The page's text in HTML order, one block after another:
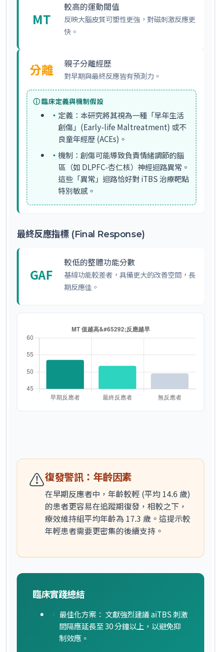
MT
較高的運動閾值
反映大腦皮質可塑性更強，對磁刺激反應更
快。
分離 親子分離經歷
對早期與最終反應皆有預測力。
ⓘ臨床定義與機制假設
定義： 本研究將其視為一種「早年生活
創傷」(Early-life Maltreatment) 或不
良童年經歷 (ACEs)。
機制： 創傷可能導致負責情緒調節的腦
區（如 DLPFC-杏仁核）神經迴路異常。
這些「異常」迴路恰好對 iTBS 治療靶點
特別敏感。
最終反應指標 (Final Response)
GAF
較低的整體功能分數
基線功能較差者，具備更大的改善空間，長
期反應佳。
⚠復發警訊：年齡因素
在早期反應者中， 年齡較輕 (平均 14.6 歲)
的患者更容易在追蹤期復發，相較之下，
療效維持組平均年齡為 17.3 歲。這提示較
年輕患者需要更密集的後續支持。
臨床實踐總結
最佳化方案： 文獻強烈建議 aiTBS 刺激
間隔應延長至30 分鐘以上 ，以避免抑
制效應。